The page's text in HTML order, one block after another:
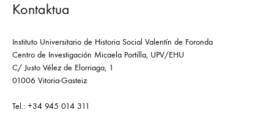
Kontaktua
Instituto Universitario de Historia Social Valentín de Foronda
Centro de Investigación Micaela Portilla, UPV/EHU
C/ Justo Vélez de Elorriaga, 1
01006 Vitoria-Gasteiz
Tel.: +34 945 014 311